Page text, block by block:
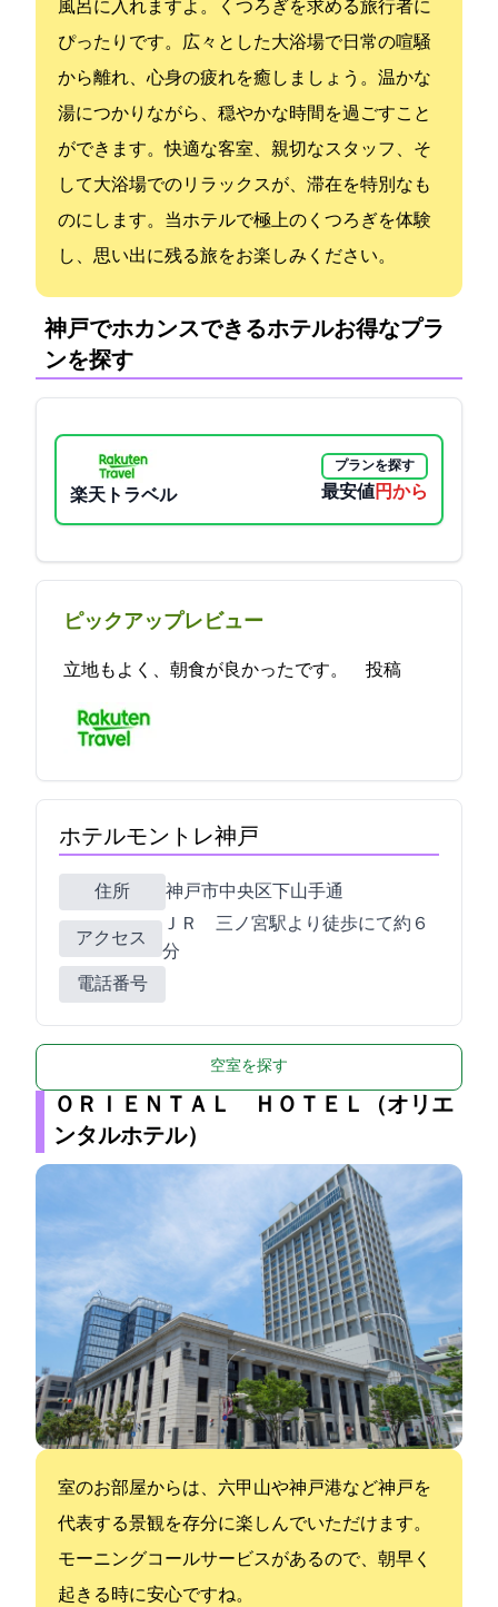
風呂に入れますよ。くつろぎを求める旅行者に
ぴったりです。広々とした大浴場で日常の喧騒
から離れ、心身の疲れを癒しましょう。温かな
湯につかりながら、穏やかな時間を過ごすこと
ができます。快適な客室、親切なスタッフ、そ
して大浴場でのリラックスが、滞在を特別なも
のにします。当ホテルで極上のくつろぎを体験
し、思い出に残る旅をお楽しみください。
神戸でホカンスできるホテル:お得なプラ
ンを探す
楽天トラベル
プランを探す
最安値4675円から
ピックアップレビュー
立地もよく、朝食が良かったです。 2024-04-16 22:42:38投稿
ホテルモントレ神戸
住所 神戸市中央区下山手通2-11-13
アクセス
ＪＲ 三ノ宮駅より徒歩にて約６
分
電話番号
空室を探す
ＯＲＩＥＮＴＡＬ ＨＯＴＥＬ（オリエ
ンタルホテル）
116室のお部屋からは、六甲山や神戸港など神戸を
代表する景観を存分に楽しんでいただけます。
モーニングコールサービスがあるので、朝早く
起きる時に安心ですね。